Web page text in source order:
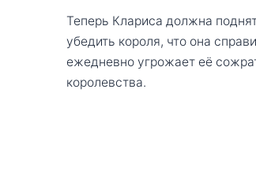
Теперь Клариса должна
убедить короля, что она
ежедневно угрожает её
королевства.